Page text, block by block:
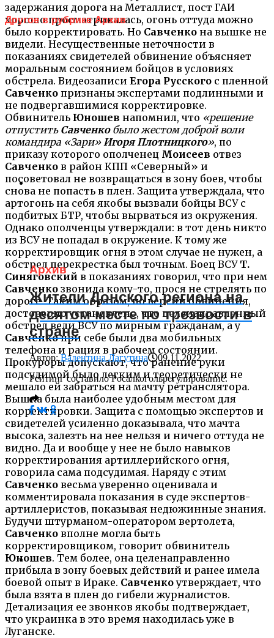
задержания дорога на Металлист, пост ГАИ
хорошо просматривалась, огонь оттуда можно
было корректировать. Но Савченко на вышке не
видели. Несущественные неточности в
показаниях свидетелей обвинение объясняет
моральным состоянием бойцов в условиях
обстрела. Видеозаписи Егора Русского с пленной
Савченко признаны экспертами подлинными и
не подвергавшимися корректировке.
Обвинитель Юношев напомнил, что «решение
отпустить Савченкобыло жестом доброй воли
командира «Зари» Игоря Плотницкого», по
приказу которого ополченец Моисеев отвез
Савченко в район КПП «Северный» и
посоветовал не возвращаться в зону боев, чтобы
снова не попасть в плен. Защита утверждала, что
артогонь на себя якобы вызвали бойцы ВСУ с
подбитых БТР, чтобы вырваться из окружения.
Однако ополченцы утверждали: в тот день никто
из ВСУ не попадал в окружение. К тому же
корректировщик огня в этом случае не нужен, а
обстрел перекрестка был точным. Боец ВСУ Т.
Синяговский в показаниях говорил, что при нем
Савченко звонила кому-то, прося не стрелять по
дороге. Таким образом, по версии обвинения,
достоверно установлено, что целенаправленный
обстрел вели ВСУ по мирным гражданам, а у
Савченкопри себе были два мобильных
телефона и рация в рабочем состоянии.
Прокуроры допускают, что ранение руки
подсудимой было легким и теоретически не
мешало ей забраться на мачту ретранслятора.
Вышка была наиболее удобным местом для
корректировки. Защита с помощью экспертов и
свидетелей усиленно доказывала, что мачта
высока, залезть на нее нельзя и ничего оттуда не
видно. Да и вообще у нее не было навыков
корректирования артиллерийского огня,
говорила сама подсудимая. Наряду с этим
Савченко весьма уверенно оценивала и
комментировала показания в суде экспертов-
артиллеристов, показывая недюжинные знания.
Будучи штурманом-оператором вертолета,
Савченко вполне могла быть
корректировщиком, говорит обвинитель
Юношев. Тем более, она целенаправленно
прибыла в зону боевых действий и ранее имела
боевой опыт в Ираке. Савченкоутверждает, что
была взята в плен до гибели журналистов.
Детализация ее звонков якобы подтверждает,
что украинка в это время находилась уже в
Луганске.
Другое в рубрике Архив
Архив
Жители Донского региона на
десятом месте по трезвости в
стране
Автор: Валентина Лагутина
09.11.2022
Рейтинг составило Росалкогольрегулирование.